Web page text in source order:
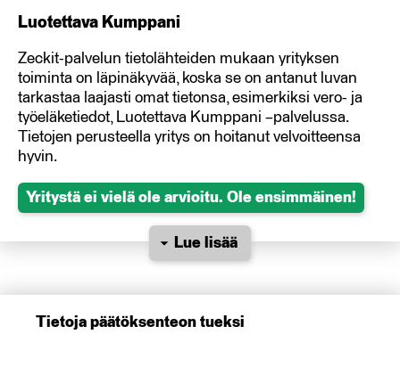
Luotettava Kumppani
Zeckit-palvelun tietolähteiden mukaan yrityksen
toiminta on läpinäkyvää, koska se on antanut luvan
tarkastaa laajasti omat tietonsa, esimerkiksi vero- ja
työeläketiedot, Luotettava Kumppani –palvelussa.
Tietojen perusteella yritys on hoitanut velvoitteensa
hyvin.
Yritystä ei vielä ole arvioitu. Ole ensimmäinen!
Lue lisää
Tietoja päätöksenteon tueksi